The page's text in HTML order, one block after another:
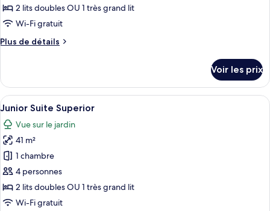
type
de
chambre :
Junior
2 lits doubles OU 1 très grand lit
Wi-Fi gratuit
Plus de détails
Plus
le
type
de
Junior
Suite
Superior
Voir les prix
Afficher
toutes
les
photos
pour
ce
type
de
1 chambre, minibar, coffres-forts
8
Junior Suite Superior
Vue sur le jardin
41 m²
1 chambre
4 personnes
2 lits doubles OU 1 très grand lit
Wi-Fi gratuit